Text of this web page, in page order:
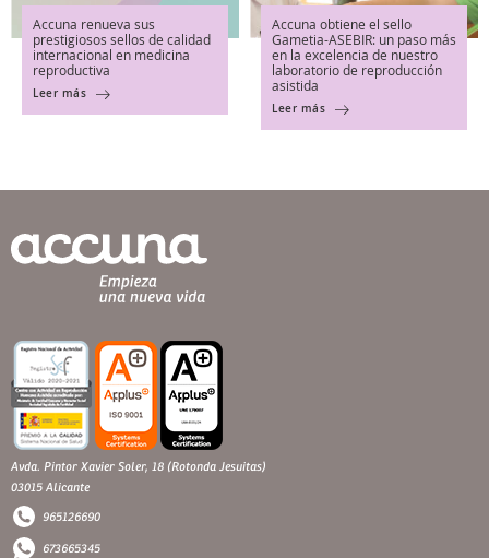
Accuna renueva sus
prestigiosos sellos de calidad
internacional en medicina
reproductiva
Leer más
Accuna obtiene el sello
Gametia-ASEBIR: un paso más
en la excelencia de nuestro
laboratorio de reproducción
asistida
Leer más
Avda. Pintor Xavier Soler, 18 (Rotonda Jesuitas)
03015 Alicante
965126690
673665345